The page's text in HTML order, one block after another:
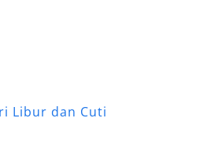
Libur dan Cuti